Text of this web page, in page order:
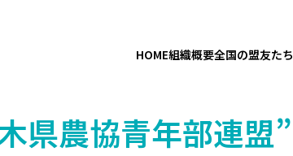
HOME組織概要全国の盟友たち
県農協青年部連盟”